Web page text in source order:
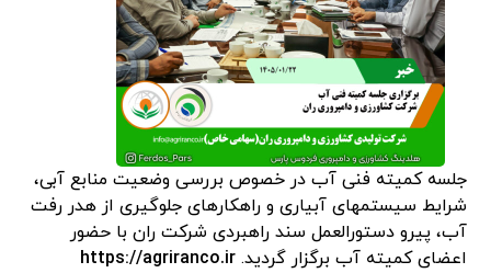
جلسه کمیته فنی آب در خصوص بررسی وضعیت منابع آبی،
شرایط سیستمهای آبیاری و راهکارهای جلوگیری از هدر رفت
آب، پیرو دستورالعمل سند راهبردی شرکت ران با حضور
اعضای کمیته آب برگزار گردید.https://agriranco.ir